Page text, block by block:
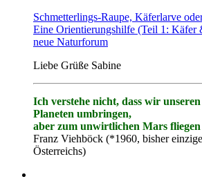
Schmetterlings-Raupe, Käferlarve
Eine Orientierungshilfe (Teil 1: Käfer
neue Naturforum
Liebe Grüße Sabine
Ich verstehe nicht, dass wir
Planeten umbringen,
aber zum unwirtlichen Mars
Franz Viehböck (*1960, bisher
Österreichs)